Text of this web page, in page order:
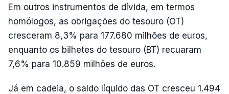
Em outros instrumentos de dívida, em termos
homólogos, as obrigações do tesouro (OT)
cresceram 8,3% para 177.680 milhões de euros,
enquanto os bilhetes do tesouro (BT) recuaram
7,6% para 10.859 milhões de euros.
Já em cadeia, o saldo líquido das OT cresceu 1.494